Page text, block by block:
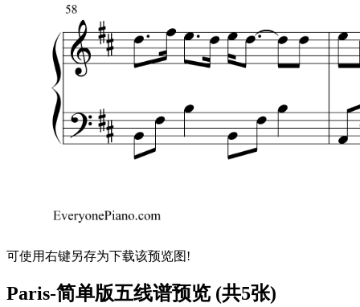
可使用右键另存为下载该预览图!
Paris-简单版五线谱预览 (共5张)